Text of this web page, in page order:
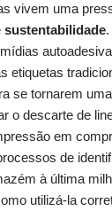
vivem uma
sustentabilidade
etiquetas
se tornarem
o descarte de
em
de
à última
utilizá-la